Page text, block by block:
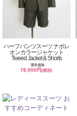
ハーフパンツスーツ ナポレ
オンカラージャケット
Tweed Jacket & Shorts
通常価格
78,000円(税別)